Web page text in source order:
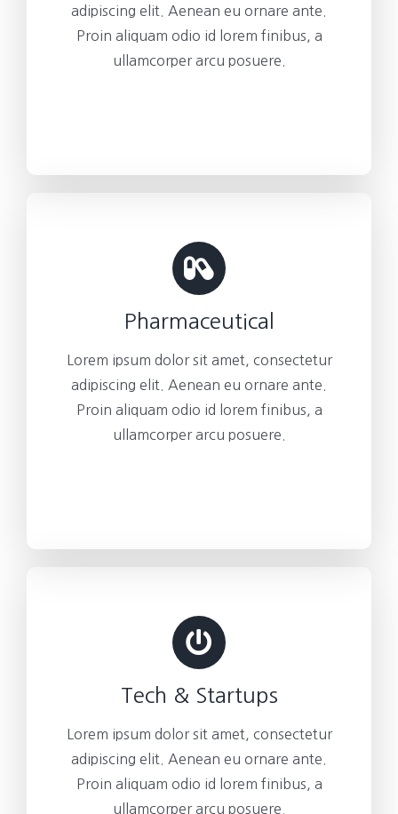
adipiscing elit. Aenean eu ornare ante.
Proin aliquam odio id lorem finibus, a
ullamcorper arcu posuere.
Pharmaceutical
Lorem ipsum dolor sit amet, consectetur
adipiscing elit. Aenean eu ornare ante.
Proin aliquam odio id lorem finibus, a
ullamcorper arcu posuere.
Tech & Startups
Lorem ipsum dolor sit amet, consectetur
adipiscing elit. Aenean eu ornare ante.
Proin aliquam odio id lorem finibus, a
ullamcorper arcu posuere.